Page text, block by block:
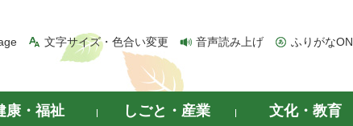
文字サイズ・色合い変更 音声読み上げ ふりがなON
康・福祉 しごと・産業 文化・教育